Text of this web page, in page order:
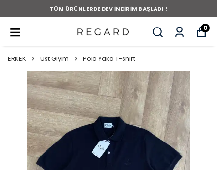
TÜM ÜRÜNLERDE DEV İNDİRİM BAŞLADI !
0
ERKEK Üst Giyim Polo Yaka T-shirt